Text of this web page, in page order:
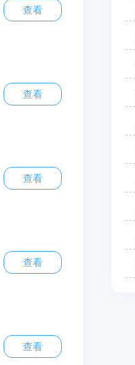
查看
查看
查看
查看
查看